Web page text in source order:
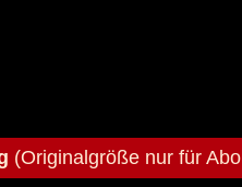
(Originalgröße nur für